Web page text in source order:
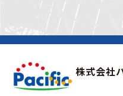
株式会社